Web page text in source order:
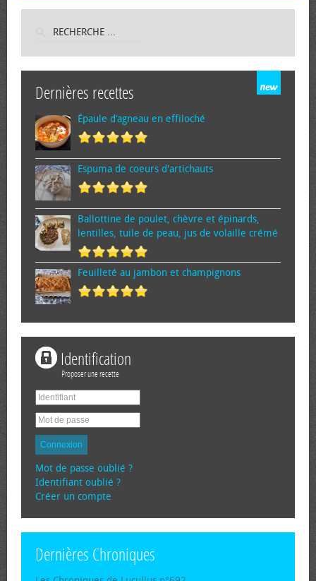
Dernières recettes
Épaule d’agneau en effiloché
Espuma de cœurs d'artichauts
Ballottine de poulet, chèvre et épinards,
lentilles, tuile de peau, jus de volaille crémé
Feuilleté au jambon et champignons
Identification
Proposer une recette
Connexion
Mot de passe oublié ?
Identifiant oublié ?
Créer un compte
Dernières Chroniques